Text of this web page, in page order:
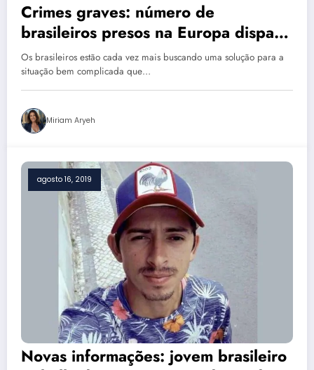
Crimes graves: número de
brasileiros presos na Europa dispara
e motivos preocupam
Os brasileiros estão cada vez mais buscando uma solução para a
situação bem complicada que…
Miriam Aryeh
agosto 16, 2019
Novas informações: jovem brasileiro